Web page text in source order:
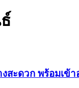
ะดวก พร้อมเข้า